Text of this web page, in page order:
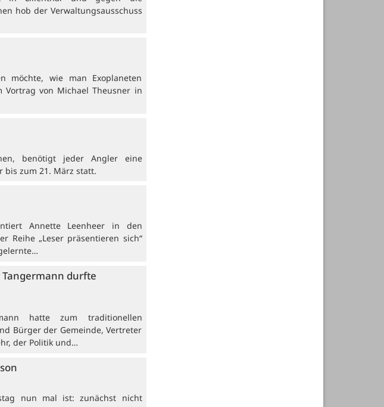
hob der Verwaltungsausschuss
möchte, wie man Exoplaneten
Vortrag von Michael Theusner in
benötigt jeder Angler eine
bis zum 21. März statt.
Annette Leenheer in den
Reihe „Leser präsentieren sich“
durfte
hatte zum traditionellen
Bürger der Gemeinde, Vertreter
der Politik und…
nun mal ist: zunächst nicht